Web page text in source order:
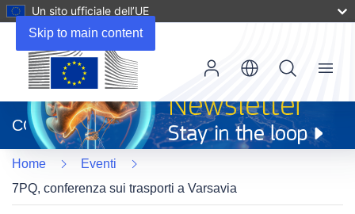
Skip to main content
Un sito ufficiale dell’UE
apre
in
una
nuova
finestra)
CORDIS
Menu
Home
Eventi
7PQ, conferenza sui trasporti a Varsavia